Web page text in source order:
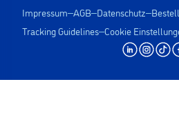
Impressum AGB Datenschutz
Tracking Guidelines Cookie